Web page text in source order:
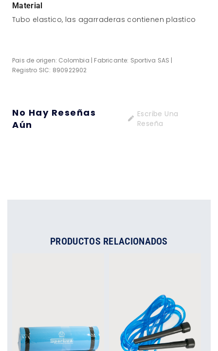
Material
Tubo elastico, las agarraderas contienen plastico
Pais de origen: Colombia | Fabricante: Sportiva SAS |
Registro SIC: 890922902
No Hay Reseñas
Aún
Escribe Una
Reseña
PRODUCTOS RELACIONADOS